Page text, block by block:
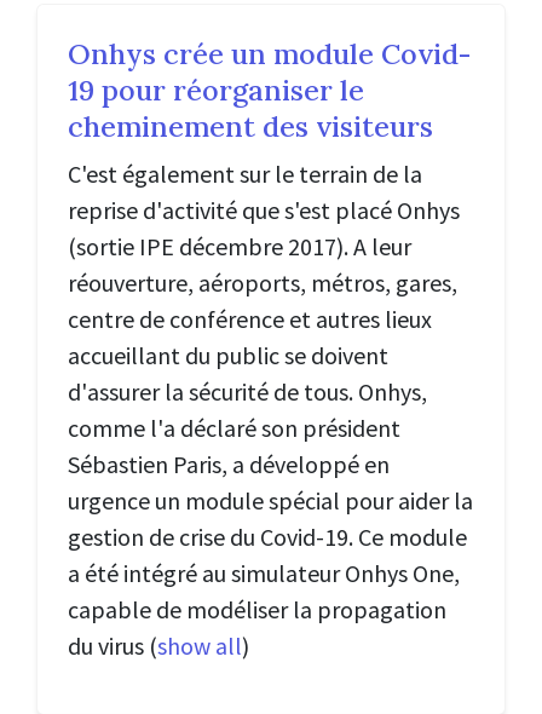
Onhys crée un module Covid-
19 pour réorganiser le
cheminement des visiteurs
C'est également sur le terrain de la
reprise d'activité que s'est placé Onhys
(sortie IPE décembre 2017). A leur
réouverture, aéroports, métros, gares,
centre de conférence et autres lieux
accueillant du public se doivent
d'assurer la sécurité de tous. Onhys,
comme l'a déclaré son président
Sébastien Paris, a développé en
urgence un module spécial pour aider la
gestion de crise du Covid-19. Ce module
a été intégré au simulateur Onhys One,
capable de modéliser la propagation
du virus (show all)